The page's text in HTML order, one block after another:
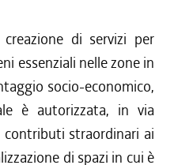
di servizi per
essenziali nelle zone in
socio-economico,
è autorizzata, in via
contributi straordinari ai
di spazi in cui è